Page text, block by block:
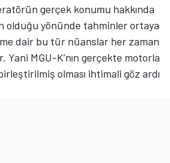
gerçek konumu hakkında
olduğu yönünde tahminler ortaya
dair bu tür nüanslar her zaman
MGU-K’nın gerçekte motorla
olması ihtimali göz ardı